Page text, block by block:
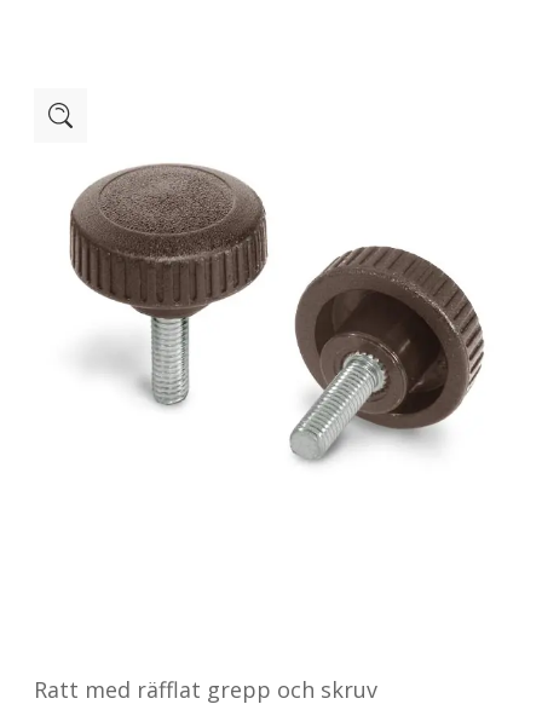
Ratt med räfflat grepp och skruv